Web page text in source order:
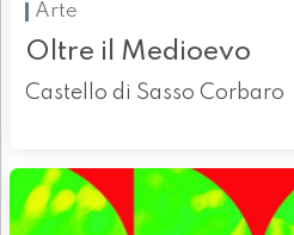
Arte
Oltre il Medioevo
Castello di Sasso Corbaro